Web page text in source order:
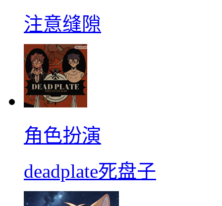
注意缝隙
角色扮演
deadplate死盘子